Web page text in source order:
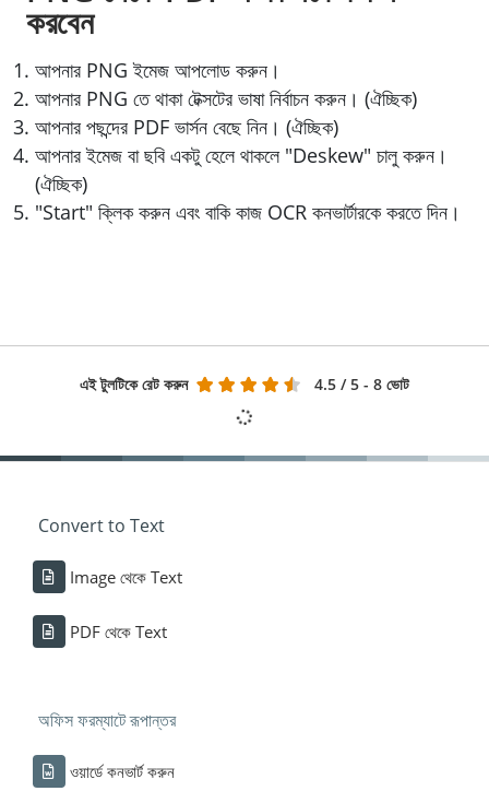
করবেন
আপনার PNG ইমেজ আপলোড করুন।
আপনার PNG তে থাকা টেক্সটের ভাষা নির্বাচন করুন। (ঐচ্ছিক)
আপনার পছন্দের PDF ভার্সন বেছে নিন। (ঐচ্ছিক)
আপনার ইমেজ বা ছবি একটু হেলে থাকলে "Deskew" চালু করুন।
(ঐচ্ছিক)
"Start" ক্লিক করুন এবং বাকি কাজ OCR কনভার্টারকে করতে দিন।
এই টুলটিকে রেট করুন 4.5 / 5 - 8 ভোট
Convert to Text
Image থেকে Text
PDF থেকে Text
অফিস ফরম্যাটে রূপান্তর
ওয়ার্ডে কনভার্ট করুন